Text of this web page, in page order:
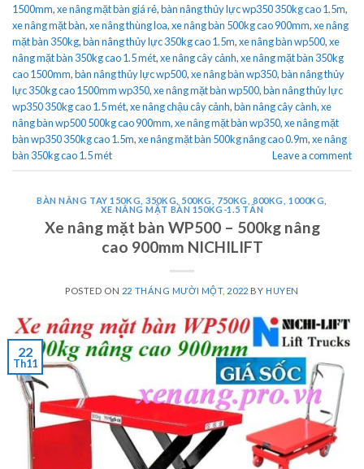
1500mm,xe nâng mặt bàn giá rẻ,bàn nâng thủy lực wp350 350kg cao 1.5m,
xe nâng mặt bàn,xe nâng thùng loa,xe nâng bàn 500kg cao 900mm,xe nâng
mặt bàn 350kg,bàn nâng thủy lực 350kg cao 1.5m,xe nâng bàn wp500,xe
nâng mặt bàn 350kg cao 1.5 mét,xe nâng cây cảnh,xe nâng mặt bàn 350kg
cao 1500mm,bàn nâng thủy lực wp500,xe nâng bàn wp350,bàn nâng thủy
lực 350kg cao 1500mm wp350,xe nâng mặt bàn wp500,bàn nâng thủy lực
wp350 350kg cao 1.5 mét,xe nâng chậu cây cảnh,bàn nâng cây cành,xe
nâng bàn wp500 500kg cao 900mm,xe nâng mặt bàn wp350,xe nâng mặt
bàn wp350 350kg cao 1.5m,xe nâng mặt bàn 500kg nâng cao 0.9m,xe nâng
bàn 350kg cao 1.5 mét
Leave a comment
BÀN NÂNG TAY 150KG, 350KG, 500KG, 750KG, 800KG, 1000KG
XE NÂNG MẶT BÀN 150KG-1.5 TẤN
Xe nâng mặt bàn WP500 – 500kg nâng
cao 900mm NICHILIFT
POSTED ON 22 THÁNG MƯỜI MỘT, 2022 BY HUYEN
22
Th11